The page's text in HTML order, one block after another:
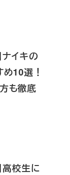
ナイキの
め10選！
も徹底
高校生に